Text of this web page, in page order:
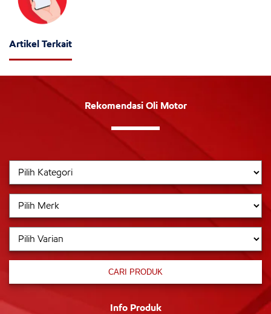
Artikel Terkait
Rekomendasi Oli Motor
CARI PRODUK
Info Produk